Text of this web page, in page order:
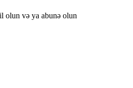
olun və ya abunə olun